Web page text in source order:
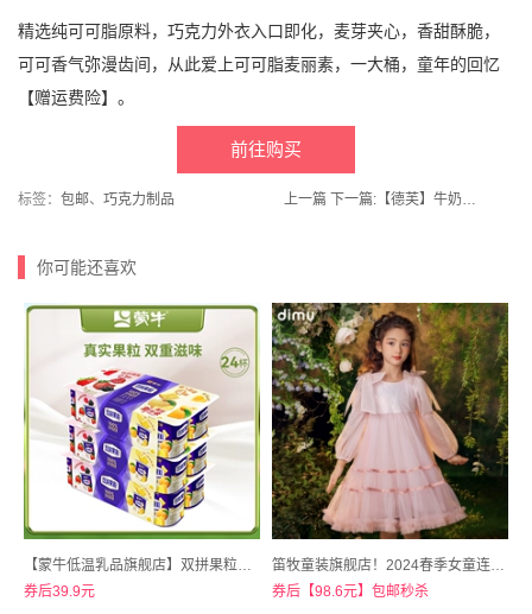
精选纯可可脂原料，巧克力外衣入口即化，麦芽夹心，香甜酥脆，
可可香气弥漫齿间，从此爱上可可脂麦丽素，一大桶，童年的回忆
【赠运费险】。
前往购买
标签： 包邮、 巧克力制品 上一篇 下一篇: 【德芙】牛奶巧克力588g年年得福过年年货礼盒
你可能还喜欢
【蒙牛低温乳品旗舰店】双拼果粒风味酸牛奶草莓/菠萝90g*24杯
券后39.9元
笛牧童装旗舰店！2024春季女童连衣裙蓬蓬公主裙
券后【98.6元】包邮秒杀